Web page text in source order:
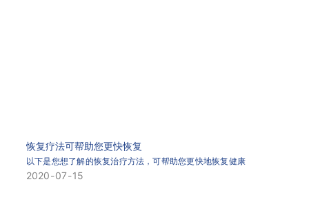
恢复疗法可帮助您更快恢复
以下是您想了解的恢复治疗方法，可帮助您更快地恢复健康
2020 07 15